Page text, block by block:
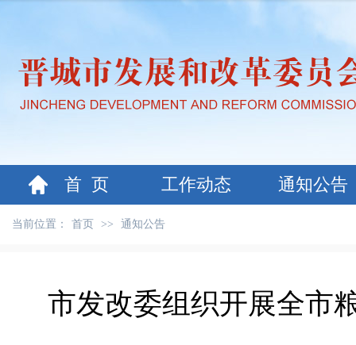
首 页 工作动态 通知公告
当前位置： 首页 >> 通知公告
市发改委组织开展全市